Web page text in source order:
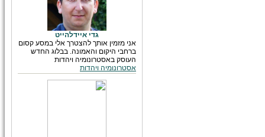
גדי איידלהייט
אני מזמין אותך להצטרך אלי במסע קסום
ברחבי היקום והאמונה. בבלוג החדש
העוסק באסטרונומיה ויהדות
אסטרונומיה ויהדות